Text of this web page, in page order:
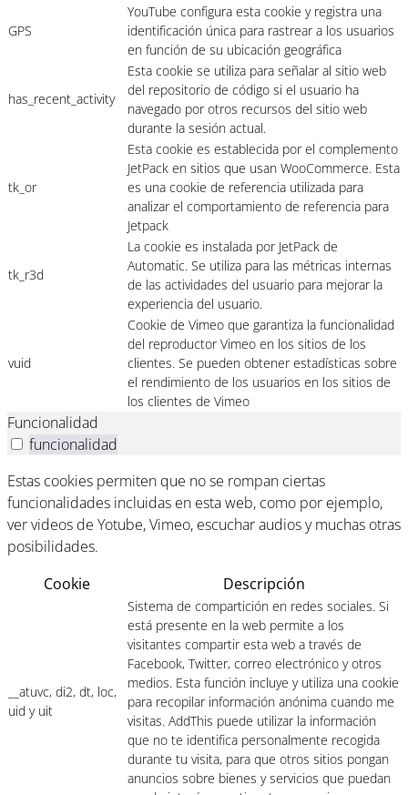
GPS
YouTube configura esta cookie y registra una
identificación única para rastrear a los usuarios
en función de su ubicación geográfica
has_recent_activity
Esta cookie se utiliza para señalar al sitio web
del repositorio de código si el usuario ha
navegado por otros recursos del sitio web
durante la sesión actual.
tk_or
Esta cookie es establecida por el complemento
JetPack en sitios que usan WooCommerce. Esta
es una cookie de referencia utilizada para
analizar el comportamiento de referencia para
Jetpack
tk_r3d
La cookie es instalada por JetPack de
Automatic. Se utiliza para las métricas internas
de las actividades del usuario para mejorar la
experiencia del usuario.
vuid
Cookie de Vimeo que garantiza la funcionalidad
del reproductor Vimeo en los sitios de los
clientes. Se pueden obtener estadísticas sobre
el rendimiento de los usuarios en los sitios de
los clientes de Vimeo
Funcionalidad
funcionalidad
Estas cookies permiten que no se rompan ciertas
funcionalidades incluidas en esta web, como por ejemplo,
ver videos de Yotube, Vimeo, escuchar audios y muchas otras
posibilidades.
Cookie
Descripción
__atuvc, di2, dt, loc,
uid y uit
Sistema de compartición en redes sociales. Si
está presente en la web permite a los
visitantes compartir esta web a través de
Facebook, Twitter, correo electrónico y otros
medios. Esta función incluye y utiliza una cookie
para recopilar información anónima cuando me
visitas. AddThis puede utilizar la información
que no te identifica personalmente recogida
durante tu visita, para que otros sitios pongan
anuncios sobre bienes y servicios que puedan